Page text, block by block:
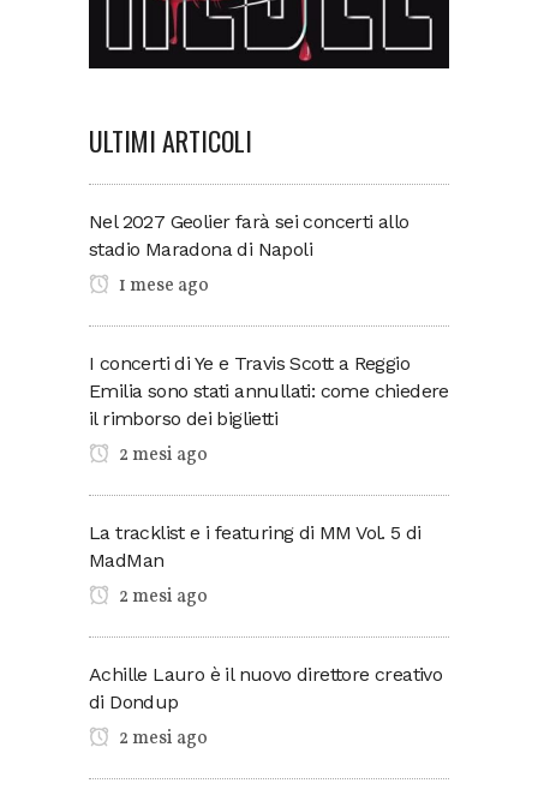
ULTIMI ARTICOLI
Nel 2027 Geolier farà sei concerti allo
stadio Maradona di Napoli
1 mese ago
I concerti di Ye e Travis Scott a Reggio
Emilia sono stati annullati: come chiedere
il rimborso dei biglietti
2 mesi ago
La tracklist e i featuring di MM Vol. 5 di
MadMan
2 mesi ago
Achille Lauro è il nuovo direttore creativo
di Dondup
2 mesi ago